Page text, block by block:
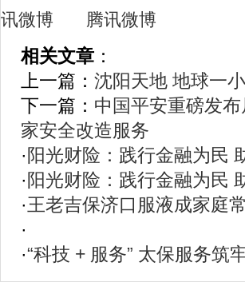
腾讯微博
相关文章 ：
上一篇： 沈阳天地 地球一
下一篇： 中国平安重磅发
家安全改造服务
·阳光财险：践行金融为民
·阳光财险：践行金融为民
·王老吉保济口服液成家庭
·
·“科技 + 服务” 太保服务筑